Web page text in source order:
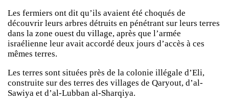
Les fermiers ont dit qu’ils avaient été choqués de
découvrir leurs arbres détruits en pénétrant sur leurs terres
dans la zone ouest du village, après que l’armée
israélienne leur avait accordé deux jours d’accès à ces
mêmes terres.
Les terres sont situées près de la colonie illégale d’Eli,
construite sur des terres des villages de Qaryout, d’al-
Sawiya et d’al-Lubban al-Sharqiya.